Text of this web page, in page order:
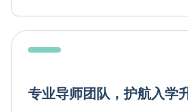
专业导师团队，护航入学